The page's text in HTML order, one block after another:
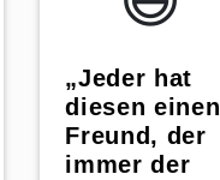
„Jeder hat
diesen einen
Freund, der
immer der